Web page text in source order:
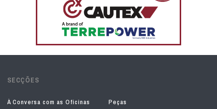
SECÇÕES
À Conversa com as Oficinas
Peças